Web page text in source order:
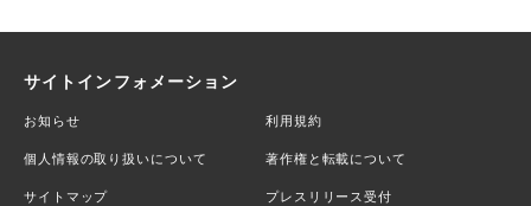
サイトインフォメーション
お知らせ 利用規約
個人情報の取り扱いについて 著作権と転載について
サイトマップ プレスリリース受付